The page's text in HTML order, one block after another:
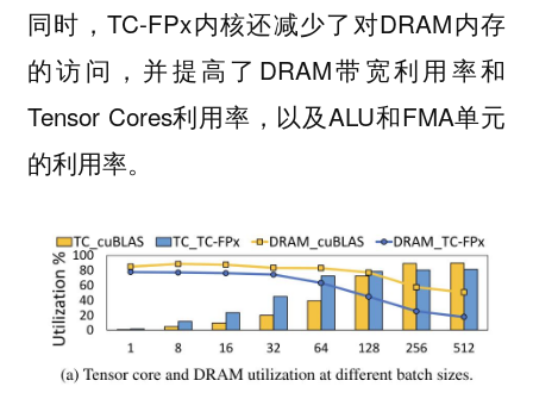
同时，TC-FPx内核还减少了对DRAM内存
的访问，并提高了DRAM带宽利用率和
Tensor Cores利用率，以及ALU和FMA单元
的利用率。